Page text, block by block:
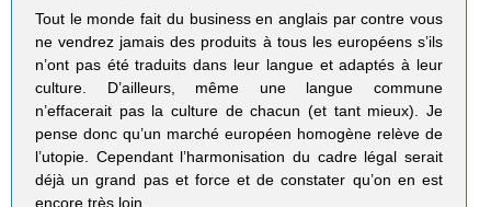
Tout le monde fait du business en anglais par contre vous
ne vendrez jamais des produits à tous les européens s’ils
n’ont pas été traduits dans leur langue et adaptés à leur
culture. D’ailleurs, même une langue commune
n’effacerait pas la culture de chacun (et tant mieux). Je
pense donc qu’un marché européen homogène relève de
l’utopie. Cependant l’harmonisation du cadre légal serait
déjà un grand pas et force et de constater qu’on en est
encore très loin.